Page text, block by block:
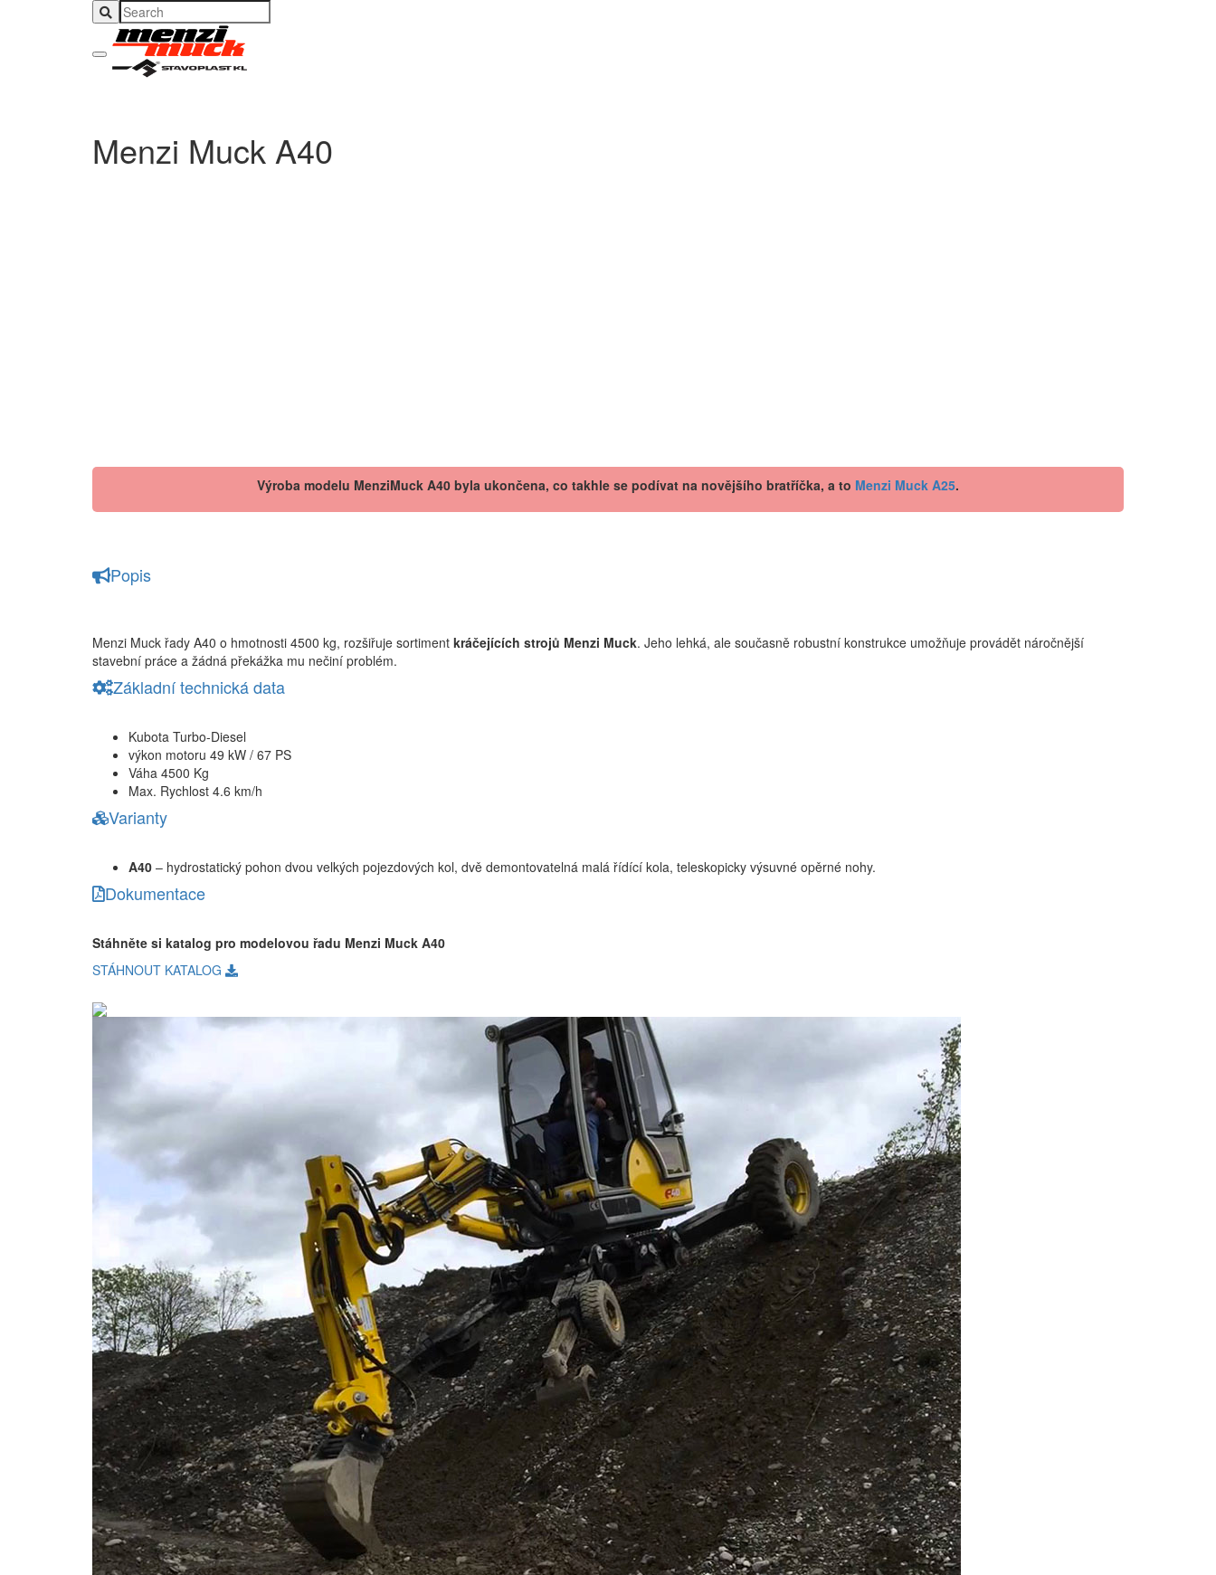
Menzi Muck A40
Výroba modelu MenziMuck A40 byla ukončena, co takhle se podívat na novějšího bratříčka, a to Menzi Muck A25.
Popis
Menzi Muck řady A40 o hmotnosti 4500 kg, rozšiřuje sortiment kráčejících strojů Menzi Muck. Jeho lehká, ale současně robustní konstrukce umožňuje provádět náročnější
stavební práce a žádná překážka mu nečiní problém.
Základní technická data
Kubota Turbo-Diesel
výkon motoru 49 kW / 67 PS
Váha 4500 Kg
Max. Rychlost 4.6 km/h
Varianty
A40 – hydrostatický pohon dvou velkých pojezdových kol, dvě demontovatelná malá řídící kola, teleskopicky výsuvné opěrné nohy.
Dokumentace
Stáhněte si katalog pro modelovou řadu Menzi Muck A40
STÁHNOUT KATALOG